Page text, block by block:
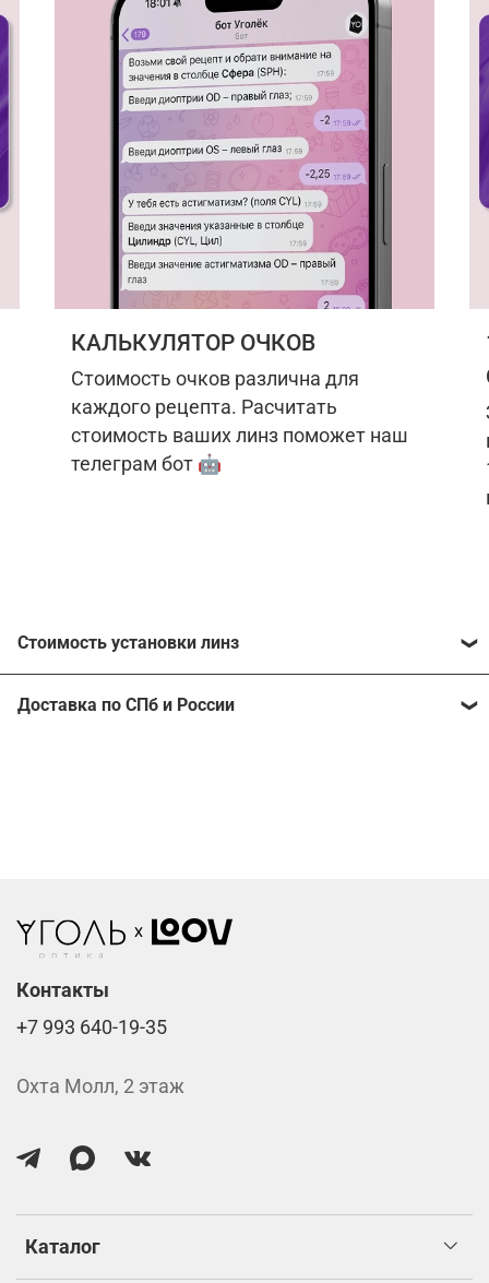
КАЛЬКУЛЯТОР ОЧКОВ
Стоимость очков различна для
каждого рецепта. Расчитать
стоимость ваших линз поможет наш
телеграм бот 🤖
Стоимость установки линз
Расчитать стоимость ваших линз поможет
Стоимость указана за две линзы вместе с
изготовлением.
Доставка по СПб и России
Каталог
Контакты
+7 993 640-19-35
Охта Молл, 2 этаж